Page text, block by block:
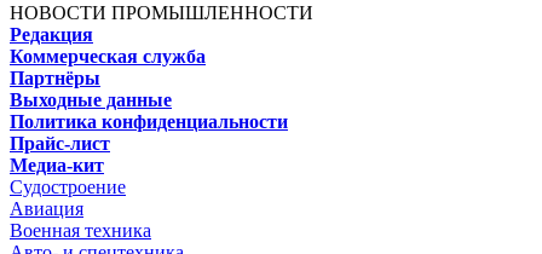
НОВОСТИ ПРОМЫШЛЕННОСТИ
Редакция
Коммерческая служба
Партнёры
Выходные данные
Политика конфиденциальности
Прайс-лист
Медиа-кит
Судостроение
Авиация
Военная техника